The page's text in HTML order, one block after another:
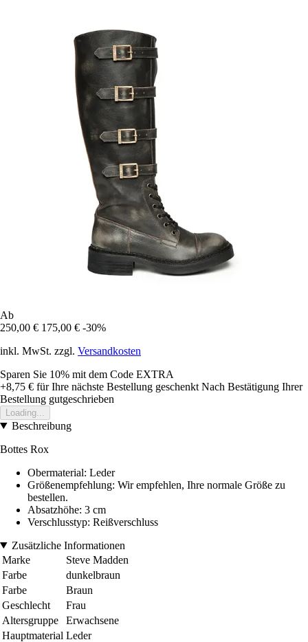
Ab
250,00 € 175,00 € -30%
inkl. MwSt. zzgl. Versandkosten
Sparen Sie 10% mit dem Code EXTRA
+8,75 € für Ihre nächste Bestellung geschenkt Nach Bestätigung Ihrer
Bestellung gutgeschrieben
Loading...
Beschreibung
Bottes Rox
Obermaterial: Leder
Größenempfehlung: Wir empfehlen, Ihre normale Größe zu
bestellen.
Absatzhöhe: 3 cm
Verschlusstyp: Reißverschluss
Zusätzliche Informationen
Marke
Steve Madden
Farbe
dunkelbraun
Farbe
Braun
Geschlecht
Frau
Altersgruppe
Erwachsene
Hauptmaterial Leder